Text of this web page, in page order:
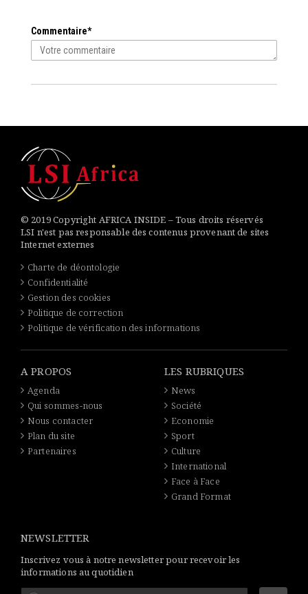
Commentaire*
© 2019 Copyright AFRICA INSIDE – Tous droits réservés
LSI n'est pas responsable des contenus provenant de sites
Internet externes
Charte de déontologie
Confidentialité
Gestion des cookies
Politique de correction
Politique de vérification des informations
A PROPOS
Agenda
Qui sommes-nous
Nous contacter
Plan du site
Partenaires
LES RUBRIQUES
News
Société
Economie
Sport
Culture
International
Face à Face
Grand Format
NEWSLETTER
Inscrivez vous à notre newsletter pour recevoir les
informations au quotidien